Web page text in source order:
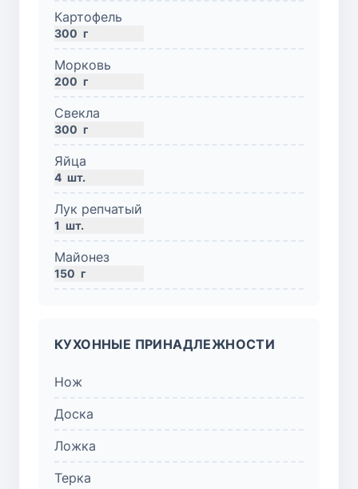
Картофель
300 г
Морковь
200 г
Свекла
300 г
Яйца
4 шт.
Лук репчатый
1 шт.
Майонез
150 г
КУХОННЫЕ ПРИНАДЛЕЖНОСТИ
Нож
Доска
Ложка
Терка